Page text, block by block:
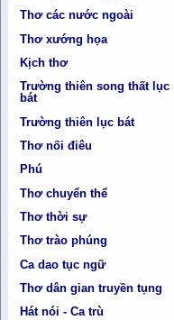
Thơ các nước ngoài
Thơ xướng họa
Kịch thơ
Trường thiên song thất lục
bát
Trường thiên lục bát
Thơ nối điêu
Phú
Thơ chuyển thể
Thơ thời sự
Thơ trào phúng
Ca dao tục ngữ
Thơ dân gian truyền tụng
Hát nói - Ca trù